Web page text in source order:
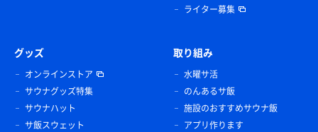
ライター募集
グッズ
オンラインストア
サウナグッズ特集
サウナハット
サ飯スウェット
取り組み
水曜サ活
のんあるサ飯
施設のおすすめサウナ飯
アプリ作ります